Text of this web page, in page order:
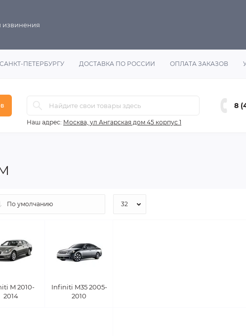
извинения
ПЕТЕРБУРГУ ДОСТАВКА ПО РОССИИ ОПЛАТА ЗАКАЗОВ
Наш адрес: Москва, ул Ангарская дом 45 корпус 1
8
M 2010-
2014
Infiniti M35 2005-
2010